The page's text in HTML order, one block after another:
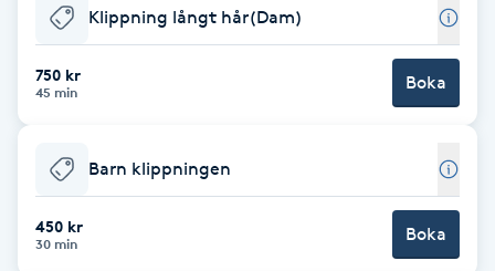
Babylights
Balayage
Bambumassage
Barber
Klippning långt hår(Dam)
750 kr
45 min Boka
Barn klippningen
450 kr
30 min Boka